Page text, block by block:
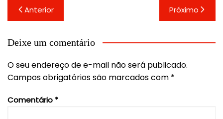
Navegação
de
Post
Anterior Próximo
Deixe um comentário
O seu endereço de e-mail não será publicado.
Campos obrigatórios são marcados com *
Comentário *